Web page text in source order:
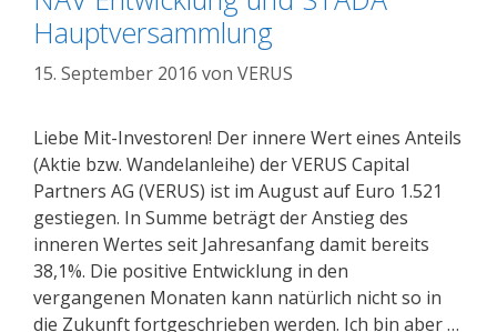
Hauptversammlung
15. September 2016 von VERUS
Liebe Mit-Investoren! Der innere Wert eines Anteils
(Aktie bzw. Wandelanleihe) der VERUS Capital
Partners AG (VERUS) ist im August auf Euro 1.521
gestiegen. In Summe beträgt der Anstieg des
inneren Wertes seit Jahresanfang damit bereits
38,1%. Die positive Entwicklung in den
vergangenen Monaten kann natürlich nicht so in
die Zukunft fortgeschrieben werden. Ich bin aber …